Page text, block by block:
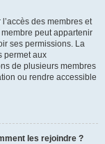
des membres et
peut appartenir
ses permissions. La
permet aux
de plusieurs membres
ou rendre accessible
les rejoindre ?